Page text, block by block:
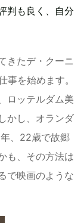
判も良く、自分
きたデ・クーニ
事を始めます。
ロッテルダム美
かし、オランダ
、22歳で故郷
も、その方法は
で映画のような